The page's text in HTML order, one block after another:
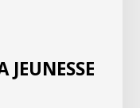
JEUNESSE